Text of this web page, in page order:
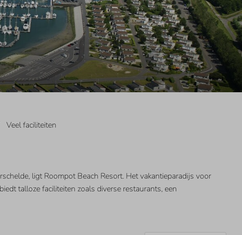
Veel faciliteiten
ligt Roompot Beach Resort. Het vakantieparadijs voor
talloze faciliteiten zoals diverse restaurants, een